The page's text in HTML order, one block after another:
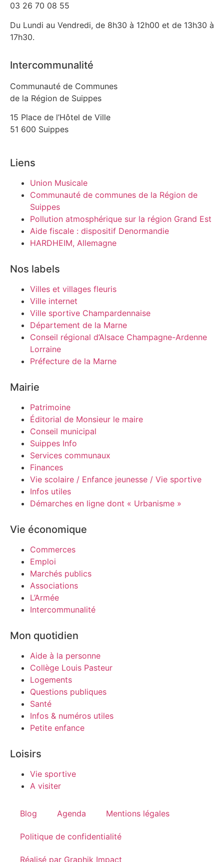
03 26 70 08 55
Du Lundi au Vendredi, de 8h30 à 12h00 et de 13h30 à
17h30.
Intercommunalité
Communauté de Communes
de la Région de Suippes
15 Place de l’Hôtel de Ville
51 600 Suippes
Liens
Union Musicale
Communauté de communes de la Région de
Suippes
Pollution atmosphérique sur la région Grand Est
Aide fiscale : dispositif Denormandie
HARDHEIM, Allemagne
Nos labels
Villes et villages fleuris
Ville internet
Ville sportive Champardennaise
Département de la Marne
Conseil régional d’Alsace Champagne-Ardenne
Lorraine
Préfecture de la Marne
Mairie
Patrimoine
Éditorial de Monsieur le maire
Conseil municipal
Suippes Info
Services communaux
Finances
Vie scolaire / Enfance jeunesse / Vie sportive
Infos utiles
Démarches en ligne dont « Urbanisme »
Vie économique
Commerces
Emploi
Marchés publics
Associations
L’Armée
Intercommunalité
Mon quotidien
Aide à la personne
Collège Louis Pasteur
Logements
Questions publiques
Santé
Infos & numéros utiles
Petite enfance
Loisirs
Vie sportive
A visiter
Blog Agenda Mentions légales
Politique de confidentialité
Réalisé par Graphik Impact